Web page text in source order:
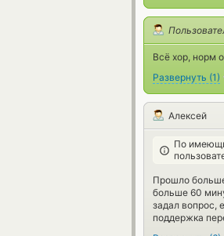
Всё хор, норм
Развернуть (1)
Алексей
По
Прошло
больше 60
задал вопрос,
поддержка